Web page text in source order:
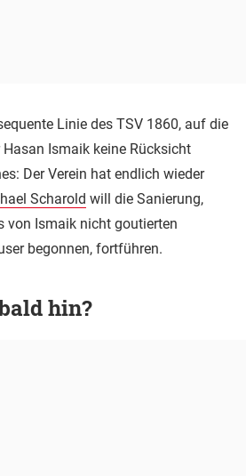
Linie des TSV 1860, auf die
Ismaik keine Rücksicht
Der Verein hat endlich wieder
Scharold will die Sanierung,
von Ismaik nicht goutierten
begonnen, fortführen.
hin?